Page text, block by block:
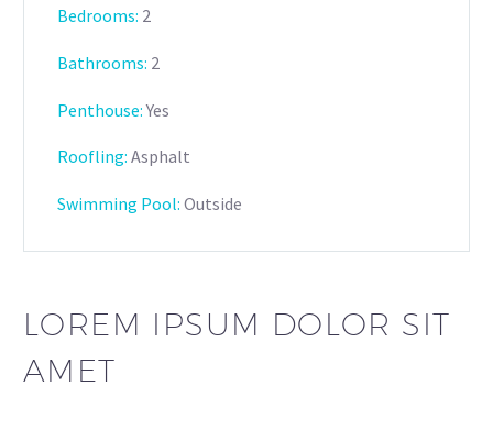
Bedrooms: 2
Bathrooms: 2
Penthouse:Yes
Roofling: Asphalt
Swimming Pool: Outside
LOREM IPSUM DOLOR SIT
AMET